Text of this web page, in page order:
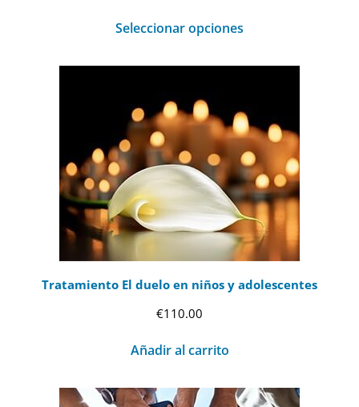
Seleccionar opciones
Tratamiento El duelo en niños y adolescentes
€110.00
Añadir al carrito